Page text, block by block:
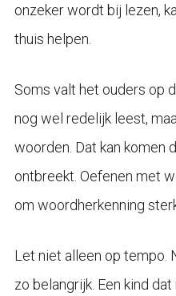
onzeker wordt bij lezen,
thuis helpen.
Soms valt het ouders op
nog wel redelijk leest,
woorden. Dat kan komen
ontbreekt. Oefenen met
om woordherkenning
Let niet alleen op tempo.
zo belangrijk. Een kind